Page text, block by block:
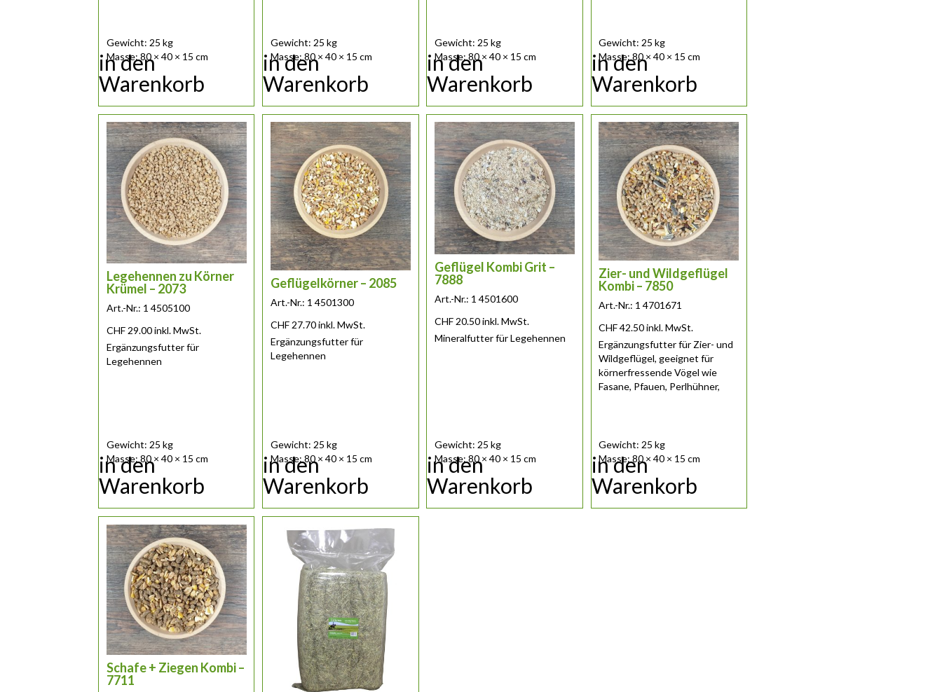
Gewicht: 25 kg
Masse: 80 × 40 × 15 cm
in den
Warenkorb
Gewicht: 25 kg
Masse: 80 × 40 × 15 cm
in den
Warenkorb
Gewicht: 25 kg
Masse: 80 × 40 × 15 cm
in den
Warenkorb
Gewicht: 25 kg
Masse: 80 × 40 × 15 cm
in den
Warenkorb
Legehennen zu Körner
Krümel – 2073
Art.-Nr.: 1 4505100
CHF29.00 inkl. MwSt.
Ergänzungsfutter für
Legehennen
Gewicht: 25 kg
Masse: 80 × 40 × 15 cm
in den
Warenkorb
Geflügelkörner – 2085
Art.-Nr.: 1 4501300
CHF27.70inkl. MwSt.
Ergänzungsfutter für
Legehennen
Gewicht: 25 kg
Masse: 80 × 40 × 15 cm
in den
Warenkorb
Geflügel Kombi Grit –
7888
Art.-Nr.: 1 4501600
CHF 20.50inkl. MwSt.
Mineralfutter für Legehennen
Gewicht: 25 kg
Masse: 80 × 40 × 15 cm
in den
Warenkorb
Zier- und Wildgeflügel
Kombi – 7850
Art.-Nr.: 1 4701671
CHF42.50inkl. MwSt.
Ergänzungsfutter für Zier- und
Wildgeflügel, geeignet für
körnerfressende Vögel wie
Fasane, Pfauen, Perlhühner,
Gewicht: 25 kg
Masse: 80 × 40 × 15 cm
in den
Warenkorb
Schafe + Ziegen Kombi –
7711